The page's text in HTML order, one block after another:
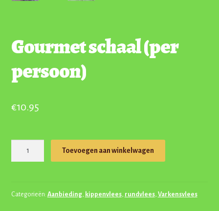
Gourmet schaal (per
persoon)
€10.95
aantal
Toevoegen aan winkelwagen
Categorieën: Aanbieding, kippenvlees, rundvlees, Varkensvlees